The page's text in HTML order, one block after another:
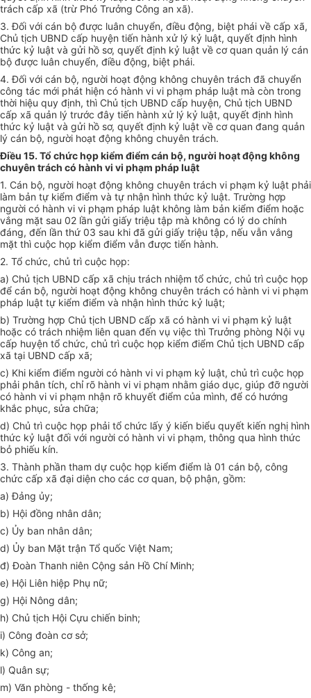
trách cấp xã (trừ Phó Trưởng Công an xã).
3. Đối với cán bộ được luân chuyển, điều động, biệt phái về cấp xã,
Chủ tịch UBND cấp huyện tiến hành xử lý kỷ luật, quyết định hình
thức kỷ luật và gửi hồ sơ, quyết định kỷ luật về cơ quan quản lý cán
bộ được luân chuyển, điều động, biệt phái.
4. Đối với cán bộ, người hoạt động không chuyên trách đã chuyển
công tác mới phát hiện có hành vi vi phạm pháp luật mà còn trong
thời hiệu quy định, thì Chủ tịch UBND cấp huyện, Chủ tịch UBND
cấp xã quản lý trước đây tiến hành xử lý kỷ luật, quyết định hình
thức kỷ luật và gửi hồ sơ, quyết định kỷ luật về cơ quan đang quản
lý cán bộ, người hoạt động không chuyên trách.
Điều 15. Tổ chức họp kiểm điểm cán bộ, người hoạt động không
chuyên trách có hành vi vi phạm pháp luật
1. Cán bộ, người hoạt động không chuyên trách vi phạm kỷ luật phải
làm bản tự kiểm điểm và tự nhận hình thức kỷ luật. Trường hợp
người có hành vi vi phạm pháp luật không làm bản kiểm điểm hoặc
vắng mặt sau 02 lần gửi giấy triệu tập mà không có lý do chính
đáng, đến lần thứ 03 sau khi đã gửi giấy triệu tập, nếu vẫn vắng
mặt thì cuộc họp kiểm điểm vẫn được tiến hành.
2. Tổ chức, chủ trì cuộc họp:
a) Chủ tịch UBND cấp xã chịu trách nhiệm tổ chức, chủ trì cuộc họp
để cán bộ, người hoạt động không chuyên trách có hành vi vi phạm
pháp luật tự kiểm điểm và nhận hình thức kỷ luật;
b) Trường hợp Chủ tịch UBND cấp xã có hành vi vi phạm kỷ luật
hoặc có trách nhiệm liên quan đến vụ việc thì Trưởng phòng Nội vụ
cấp huyện tổ chức, chủ trì cuộc họp kiểm điểm Chủ tịch UBND cấp
xã tại UBND cấp xã;
c) Khi kiểm điểm người có hành vi vi phạm kỷ luật, chủ trì cuộc họp
phải phân tích, chỉ rõ hành vi vi phạm nhằm giáo dục, giúp đỡ người
có hành vi vi phạm nhận rõ khuyết điểm của mình, để có hướng
khắc phục, sửa chữa;
d) Chủ trì cuộc họp phải tổ chức lấy ý kiến biểu quyết kiến nghị hình
thức kỷ luật đối với người có hành vi vi phạm, thông qua hình thức
bỏ phiếu kín.
3. Thành phần tham dự cuộc họp kiểm điểm là 01 cán bộ, công
chức cấp xã đại diện cho các cơ quan, bộ phận, gồm:
a) Đảng ủy;
b) Hội đồng nhân dân;
c) Ủy ban nhân dân;
d) Ủy ban Mặt trận Tổ quốc Việt Nam;
đ) Đoàn Thanh niên Cộng sản Hồ Chí Minh;
e) Hội Liên hiệp Phụ nữ;
g) Hội Nông dân;
h) Chủ tịch Hội Cựu chiến binh;
i) Công đoàn cơ sở;
k) Công an;
l) Quân sự;
m) Văn phòng - thống kê;